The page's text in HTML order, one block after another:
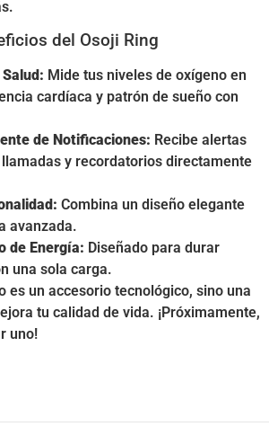
del Osoji Ring
Mide tus niveles de oxígeno en
cardíaca y patrón de sueño con
de Notificaciones: Recibe alertas
y recordatorios directamente
Combina un diseño elegante
avanzada.
de Energía: Diseñado para durar
una sola carga.
es un accesorio tecnológico, sino una
tu calidad de vida. ¡Próximamente,
uno!